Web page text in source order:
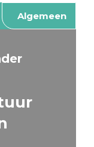
Algemeen